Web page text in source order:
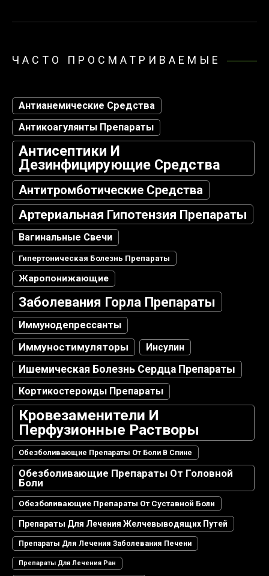
ЧАСТО ПРОСМАТРИВАЕМЫЕ
Антианемические Средства
Антикоагулянты Препараты
Антисептики И
Дезинфицирующие Средства
Антитромботические Средства
Артериальная Гипотензия Препараты
Вагинальные Свечи
Гипертоническая Болезнь Препараты
Жаропонижающие
Заболевания Горла Препараты
Иммунодепрессанты
Иммуностимуляторы Инсулин
Ишемическая Болезнь Сердца Препараты
Кортикостероиды Препараты
Кровезаменители И
Перфузионные Растворы
Обезболивающие Препараты От Боли В Спине
Обезболивающие Препараты От Головной
Боли
Обезболивающие Препараты От Суставной Боли
Препараты Для Лечения Желчевыводящих Путей
Препараты Для Лечения Заболевания Печени
Препараты Для Лечения Ран